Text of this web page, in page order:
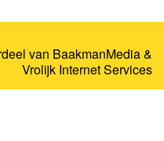
van BaakmanMedia&
Vrolijk Internet Services